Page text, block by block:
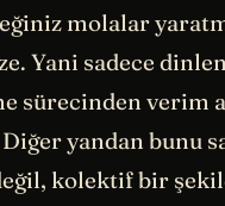
molalar
Yani sadece
sürecinden verim
yandan bunu
kolektif bir